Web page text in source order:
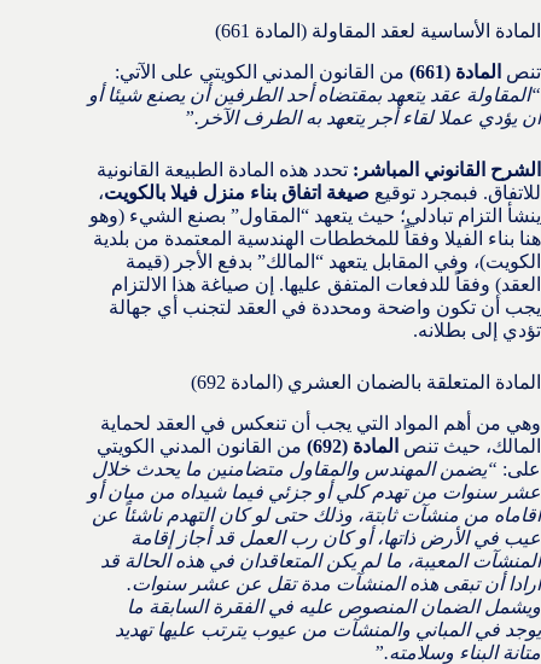
المادة الأساسية لعقد المقاولة (المادة 661)
تنص المادة (661)
من القانون المدني الكويتي على الآتي:
“المقاولة عقد يتعهد بمقتضاه أحد الطرفين أن يصنع شيئا أو
أن يؤدي عملا لقاء أجر يتعهد به الطرف الآخر.”
الشرح القانوني المباشر: تحدد هذه المادة الطبيعة القانونية
للاتفاق. فبمجرد توقيع صيغة اتفاق بناء منزل فيلا بالكويت،
ينشأ التزام تبادلي؛ حيث يتعهد “المقاول” بصنع الشيء (وهو
هنا بناء الفيلا وفقاً للمخططات الهندسية المعتمدة من بلدية
الكويت)، وفي المقابل يتعهد “المالك” بدفع الأجر (قيمة
العقد) وفقاً للدفعات المتفق عليها. إن صياغة هذا الالتزام
يجب أن تكون واضحة ومحددة في العقد لتجنب أي جهالة
تؤدي إلى بطلانه.
المادة المتعلقة بالضمان العشري (المادة 692)
وهي من أهم المواد التي يجب أن تنعكس في العقد لحماية
المالك، حيث تنص المادة (692)
من القانون المدني الكويتي
على: “يضمن المهندس والمقاول متضامنين ما يحدث خلال
عشر سنوات من تهدم كلي أو جزئي فيما شيداه من مبان أو
أقاماه من منشآت ثابتة، وذلك حتى لو كان التهدم ناشئاً عن
عيب في الأرض ذاتها، أو كان رب العمل قد أجاز إقامة
المنشآت المعيبة، ما لم يكن المتعاقدان في هذه الحالة قد
أرادا أن تبقى هذه المنشآت مدة تقل عن عشر سنوات.
ويشمل الضمان المنصوص عليه في الفقرة السابقة ما
يوجد في المباني والمنشآت من عيوب يترتب عليها تهديد
متانة البناء وسلامته.”